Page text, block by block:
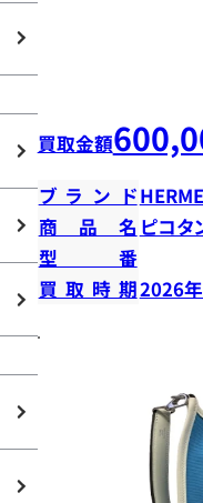
買取金額
ブランド
商品名 ピコタ
型番
買取時期2026